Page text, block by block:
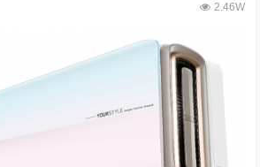
2.46W